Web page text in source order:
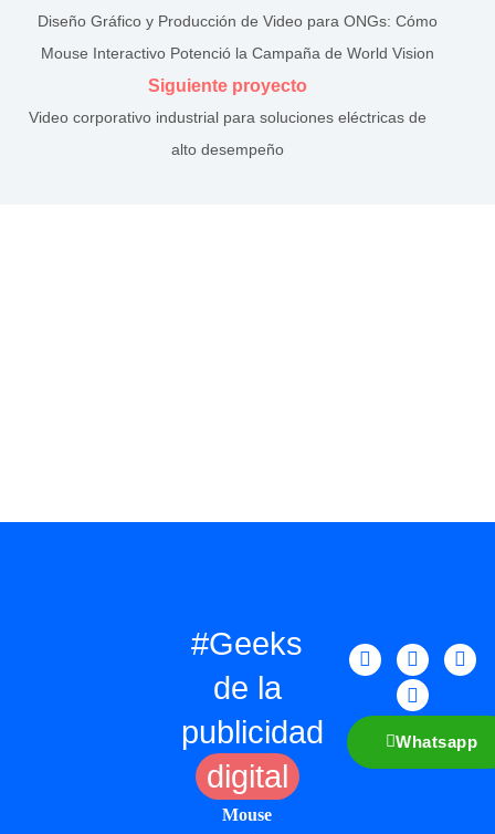
Diseño Gráfico y Producción de Video para ONGs: Cómo
Mouse Interactivo Potenció la Campaña de World Vision
Siguiente proyecto
Video corporativo industrial para soluciones eléctricas de
alto desempeño
#Geeks
de la
publicidad
digital
Mouse
Whatsapp